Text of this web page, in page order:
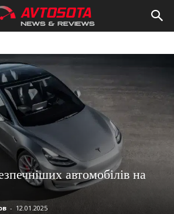
автомобілів на
- 12.01.2025